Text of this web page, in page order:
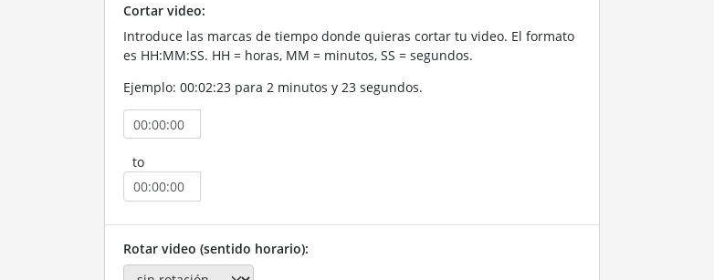
Cortar video:
Introduce las marcas de tiempo donde quieras cortar tu video. El formato
es HH:MM:SS. HH = horas, MM = minutos, SS = segundos.
Ejemplo: 00:02:23 para 2 minutos y 23 segundos.
to
Rotar video (sentido horario):